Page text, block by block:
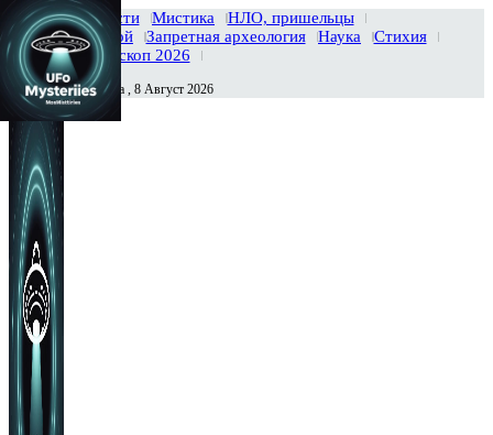
Главная Новости Мистика
НЛО, пришельцы
Тайны вселенной
Запретная археология Наука
Стихия
История
Гороскоп 2026
Сегодня Суббота , 8 Август 2026